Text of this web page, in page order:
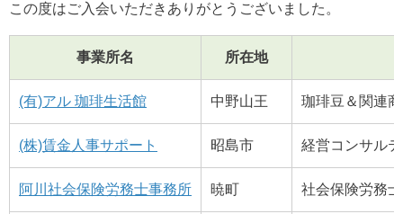
この度はご入会いただきありがとうございました。
事業所名 所在地
(有)アル 珈琲生活館 中野山王 珈琲豆＆関連
(株)賃金人事サポート 昭島市 経営コンサル
阿川社会保険労務士事務所 暁町 社会保険労務